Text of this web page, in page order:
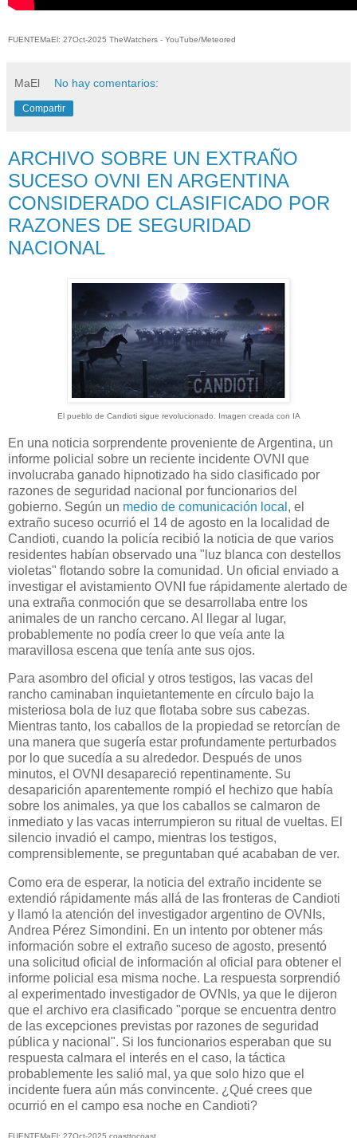
FUENTEMaEl: 27Oct-2025 TheWatchers - YouTube/Meteored
MaEl No hay comentarios:
Compartir
ARCHIVO SOBRE UN EXTRAÑO
SUCESO OVNI EN ARGENTINA
CONSIDERADO CLASIFICADO POR
RAZONES DE SEGURIDAD
NACIONAL
El pueblo de Candioti sigue revolucionado. Imagen creada con IA
En una noticia sorprendente proveniente de Argentina, un
informe policial sobre un reciente incidente OVNI que
involucraba ganado hipnotizado ha sido clasificado por
razones de seguridad nacional por funcionarios del
gobierno. Según un medio de comunicación local , el
extraño suceso ocurrió el 14 de agosto en la localidad de
Candioti, cuando la policía recibió la noticia de que varios
residentes habían observado una "luz blanca con destellos
violetas" flotando sobre la comunidad. Un oficial enviado a
investigar el avistamiento OVNI fue rápidamente alertado de
una extraña conmoción que se desarrollaba entre los
animales de un rancho cercano. Al llegar al lugar,
probablemente no podía creer lo que veía ante la
maravillosa escena que tenía ante sus ojos.
Para asombro del oficial y otros testigos, las vacas del
rancho caminaban inquietantemente en círculo bajo la
misteriosa bola de luz que flotaba sobre sus cabezas.
Mientras tanto, los caballos de la propiedad se retorcían de
una manera que sugería estar profundamente perturbados
por lo que sucedía a su alrededor. Después de unos
minutos, el OVNI desapareció repentinamente. Su
desaparición aparentemente rompió el hechizo que había
sobre los animales, ya que los caballos se calmaron de
inmediato y las vacas interrumpieron su ritual de vueltas. El
silencio invadió el campo, mientras los testigos,
comprensiblemente, se preguntaban qué acababan de ver.
Como era de esperar, la noticia del extraño incidente se
extendió rápidamente más allá de las fronteras de Candioti
y llamó la atención del investigador argentino de OVNIs,
Andrea Pérez Simondini. En un intento por obtener más
información sobre el extraño suceso de agosto, presentó
una solicitud oficial de información al oficial para obtener el
informe policial esa misma noche. La respuesta sorprendió
al experimentado investigador de OVNIs, ya que le dijeron
que el archivo era clasificado "porque se encuentra dentro
de las excepciones previstas por razones de seguridad
pública y nacional". Si los funcionarios esperaban que su
respuesta calmara el interés en el caso, la táctica
probablemente les salió mal, ya que solo hizo que el
incidente fuera aún más convincente. ¿Qué crees que
ocurrió en el campo esa noche en Candioti?
FUENTEMaEl: 27Oct-2025 coasttocoast